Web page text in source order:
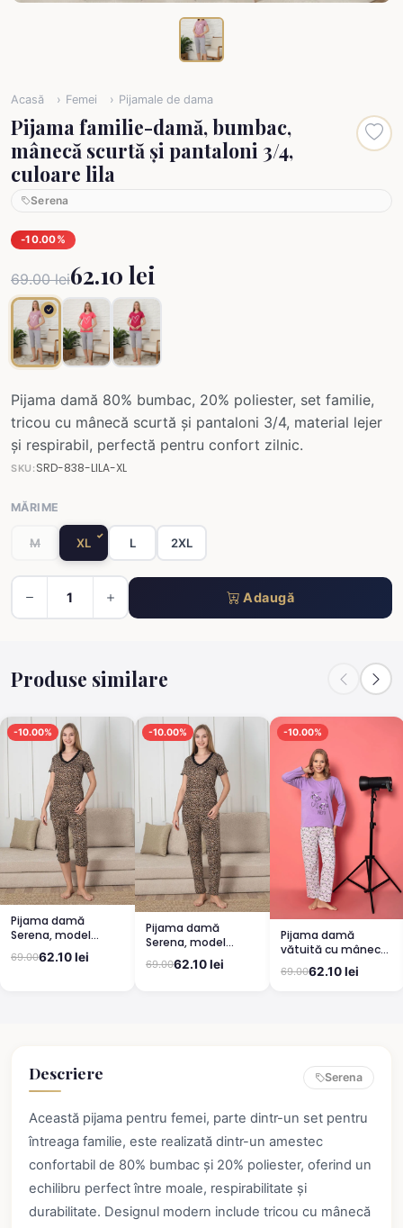
Acasă Femei Pijamale de dama
Pijama familie-damă, bumbac,
mânecă scurtă și pantaloni 3/4,
culoare lila
Serena
-10.00%
69.00 lei62.10 lei
Pijama damă 80% bumbac, 20% poliester, set familie,
tricou cu mânecă scurtă și pantaloni 3/4, material lejer
și respirabil, perfectă pentru confort zilnic.
SKU: SRD-838-LILA-XL
MĂRIME
M XL L 2XL
Adaugă
Produse similare
-10.00%
Pijama damă
Serena, model
leopard, mânecă
scurtă, pantaloni
69.0062.10 lei
-10.00%
Pijama damă
Serena, model
leopard, mânecă
scurtă, pantaloni
69.0062.10 lei
-10.00%
Pijama damă
vătuită cu mânecă
lungă și pantaloni
lungi din bumbac,
69.0062.10 lei
Descriere Serena
Această pijama pentru femei, parte dintr-un set pentru
întreaga familie, este realizată dintr-un amestec
confortabil de 80% bumbac și 20% poliester, oferind un
echilibru perfect între moale, respirabilitate și
durabilitate. Designul modern include tricou cu mânecă